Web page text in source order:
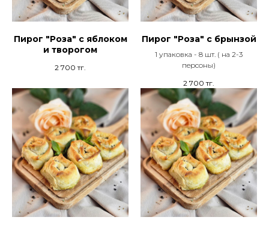
Пирог "Роза" с яблоком
и творогом
2 700 тг.
Пирог "Роза" с брынзой
1 упаковка - 8 шт. ( на 2-3
персоны)
2 700 тг.